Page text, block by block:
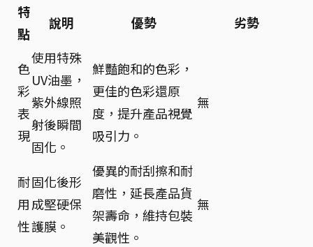
特
點
說明 優勢 劣勢
色
彩
表
現
使用特殊
UV油墨，
紫外線照
射後瞬間
固化。
鮮豔飽和的色彩，
更佳的色彩還原
度，提升產品視覺
吸引力。
無
耐
用
性
固化後形
成堅硬保
護膜。
優異的耐刮擦和耐
磨性，延長產品貨
架壽命，維持包裝
美觀性。
無